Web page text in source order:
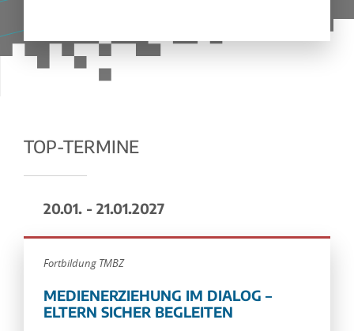
TOP-TERMINE
20.01. - 21.01.2027
Fortbildung TMBZ
MEDIENERZIEHUNG IM DIALOG –
ELTERN SICHER BEGLEITEN